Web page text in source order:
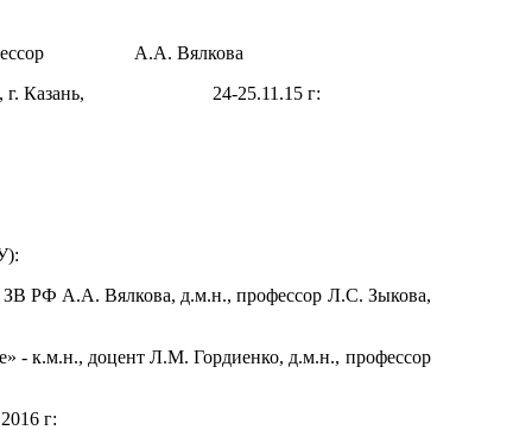
профессор А.А. Вялкова
округе», г. Казань, 24-25.11.15 г:
ЗВ РФ А.А. Вялкова, д.м.н., профессор Л.С. Зыкова,
- к.м.н., доцент Л.М. Гордиенко, д.м.н., профессор
г: